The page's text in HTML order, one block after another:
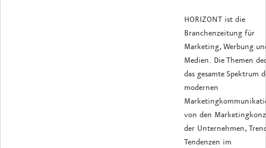
HORIZONT ist die
Branchenzeitung für
Marketing, Werbung
Medien. Die Themen
das gesamte Spektrum
modernen
von den
der Unternehmen,
Tendenzen im